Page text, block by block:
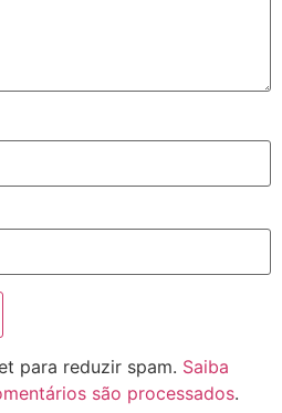
para reduzir spam. Saiba
são processados.